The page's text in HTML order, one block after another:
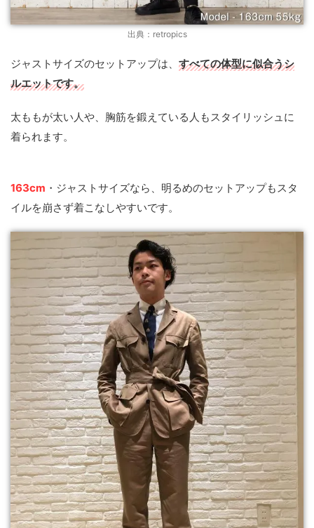
出典：retropics
ジャストサイズのセットアップは、 すべての体型に似合うシ
ルエットです。
太ももが太い人や、胸筋を鍛えている人もスタイリッシュに
着られます。
163cm ・ジャストサイズなら、明るめのセットアップもスタ
イルを崩さず着こなしやすいです。